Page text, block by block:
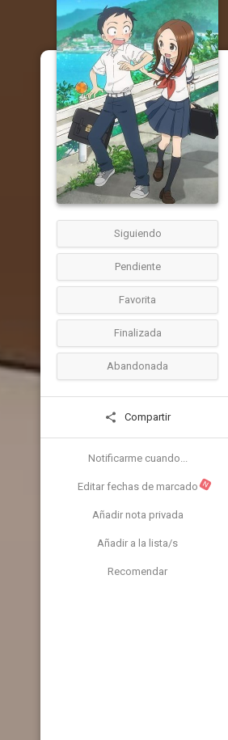
Siguiendo
Pendiente
Favorita
Finalizada
Abandonada
Compartir
Notificarme cuando...
Editar fechas de marcado N
Añadir nota privada
Añadir a la lista/s
Recomendar